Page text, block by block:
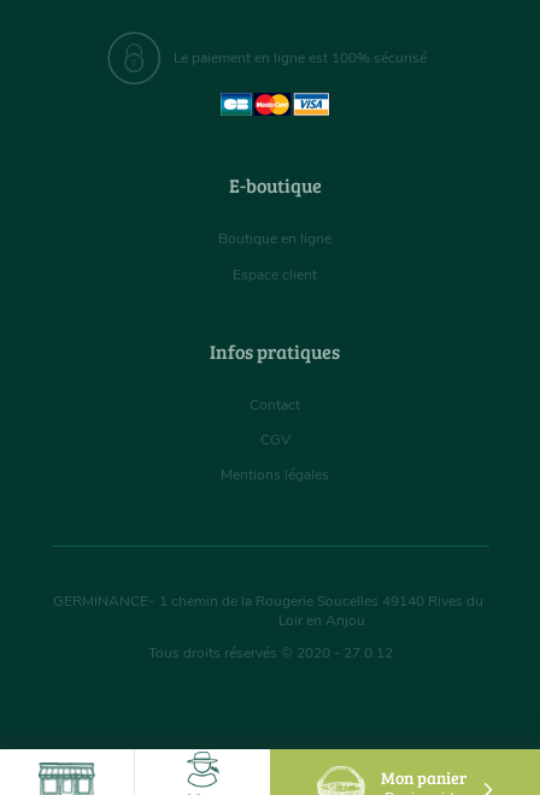
Mon panier
Le paiement en ligne est 100% sécurisé
E-boutique
Boutique en ligne
Espace client
Infos pratiques
Contact
CGV
Mentions légales
GERMINANCE- 1 chemin de la Rougerie Soucelles 49140 Rives du
Loir en Anjou
Tous droits réservés © 2020 - 27.0.12